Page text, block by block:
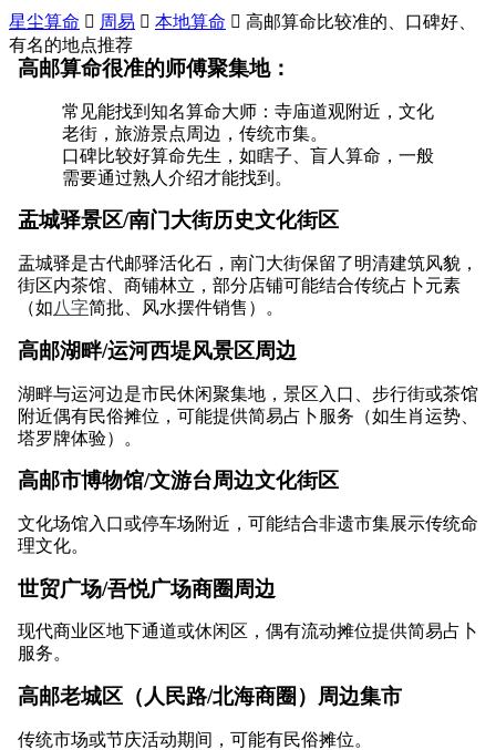
星尘算命  周易  本地算命  高邮算命比较准的、口碑好、
有名的地点推荐
高邮算命很准的师傅聚集地：
常见能找到知名算命大师：寺庙道观附近，文化
老街，旅游景点周边，传统市集。
口碑比较好算命先生，如瞎子、盲人算命，一般
需要通过熟人介绍才能找到。
盂城驿景区/南门大街历史文化街区
盂城驿是古代邮驿活化石，南门大街保留了明清建筑风貌，
街区内茶馆、商铺林立，部分店铺可能结合传统占卜元素
（如八字简批、风水摆件销售）。
高邮湖畔/运河西堤风景区周边
湖畔与运河边是市民休闲聚集地，景区入口、步行街或茶馆
附近偶有民俗摊位，可能提供简易占卜服务（如生肖运势、
塔罗牌体验）。
高邮市博物馆/文游台周边文化街区
文化场馆入口或停车场附近，可能结合非遗市集展示传统命
理文化。
世贸广场/吾悦广场商圈周边
现代商业区地下通道或休闲区，偶有流动摊位提供简易占卜
服务。
高邮老城区（人民路/北海商圈）周边集市
传统市场或节庆活动期间，可能有民俗摊位。